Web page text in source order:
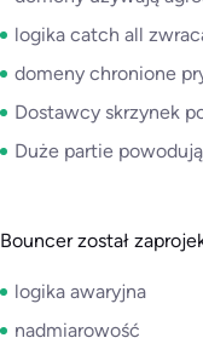
logika catch all
domeny chronione
Dostawcy skrzynek
Duże partie
Bouncer został
logika awaryjna
nadmiarowość